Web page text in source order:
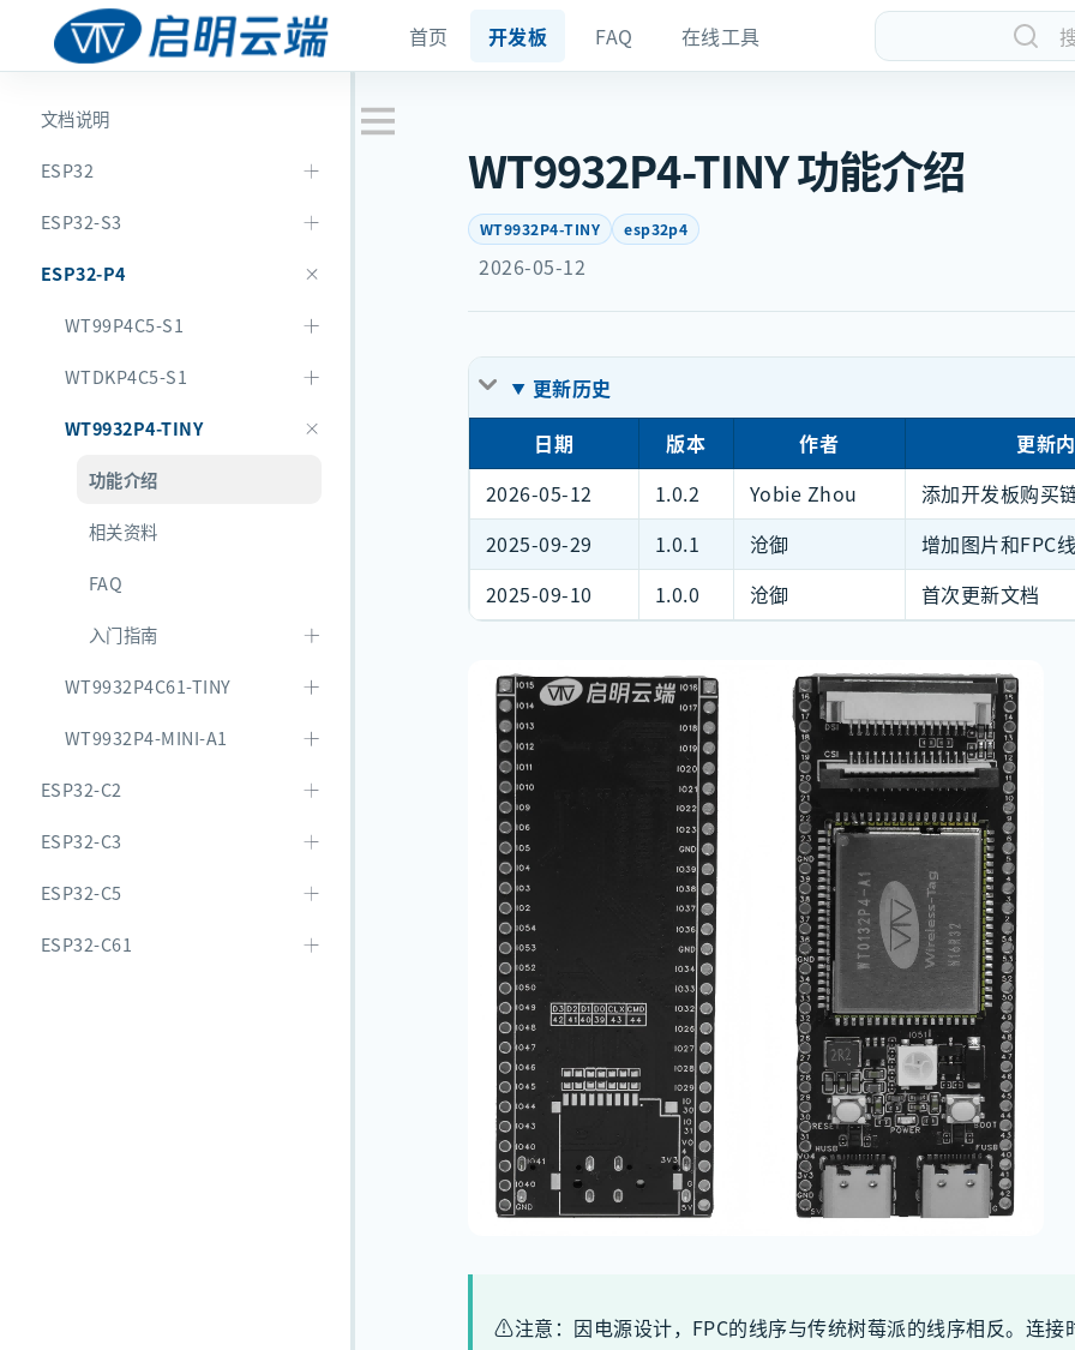
首页 开发板 FAQ 在线工具
文档说明
ESP32
ESP32-S3
ESP32-P4
WT99P4C5-S1
WTDKP4C5-S1
WT9932P4-TINY
功能介绍
相关资料
FAQ
入门指南
WT9932P4C61-TINY
WT9932P4-MINI-A1
ESP32-C2
ESP32-C3
ESP32-C5
ESP32-C61
WT9932P4-TINY 功能介绍
WT9932P4-TINY esp32p4
2026-05-12
更新历史
日期
版本 作者
更新
2026-05-12
1.0.2 Yobie Zhou
添加开发板购买
2025-09-29
1.0.1 沧御
增加图片和FPC
2025-09-10
1.0.0 沧御 首次更新文档
⚠注意：因电源设计，FPC的线序与传统树莓派的线序相反。连接